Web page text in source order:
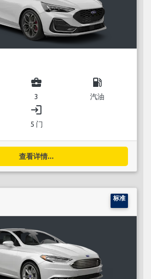
business_center
3
local_gas_station
汽油
login
5 门
查看详情...
标准